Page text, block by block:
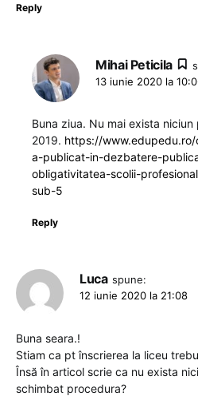
Reply
Mihai Peticila
13 iunie 2020 la
Buna ziua. Nu mai exista
2019. https://
a-publicat-in-dezbatere-
obligativitatea-scolii-
sub-5
Reply
Luca spune:
12 iunie 2020 la 21:08
Buna seara.!
Stiam ca pt înscrierea la liceu
Însă în articol scrie ca nu exista
schimbat procedura?